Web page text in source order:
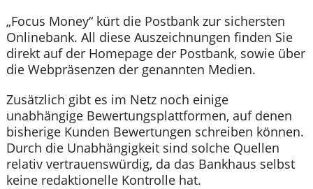
„Focus Money“ kürt die Postbank zur sichersten
Onlinebank. All diese Auszeichnungen finden Sie
direkt auf der Homepage der Postbank, sowie über
die Webpräsenzen der genannten Medien.
Zusätzlich gibt es im Netz noch einige
unabhängige Bewertungsplattformen, auf denen
bisherige Kunden Bewertungen schreiben können.
Durch die Unabhängigkeit sind solche Quellen
relativ vertrauenswürdig, da das Bankhaus selbst
keine redaktionelle Kontrolle hat.